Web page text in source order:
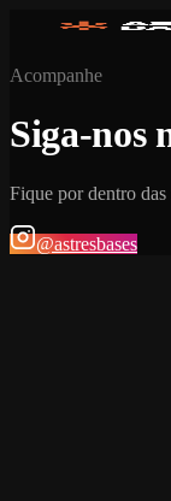
Acompanhe
Siga-nos
Fique por dentro
@astresbases